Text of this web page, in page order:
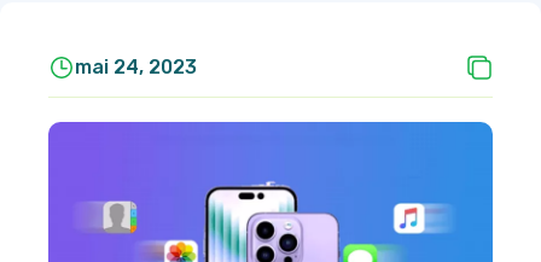
mai 24, 2023